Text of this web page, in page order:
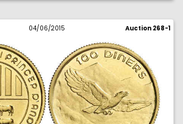
04/06/2015 Auction 268-1